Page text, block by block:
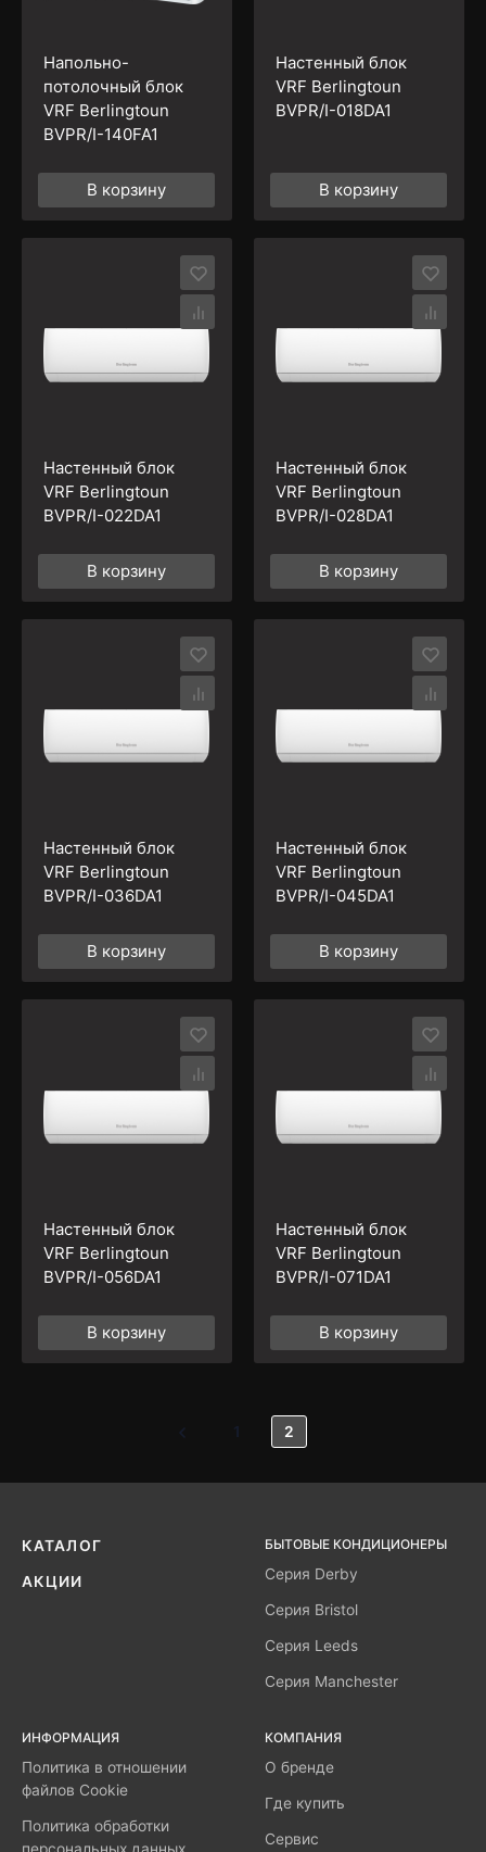
Напольно-
потолочный блок
VRF Berlingtoun
BVPR/I-140FA1
В корзину
Настенный блок
VRF Berlingtoun
BVPR/I-018DA1
В корзину
Настенный блок
VRF Berlingtoun
BVPR/I-022DA1
В корзину
Настенный блок
VRF Berlingtoun
BVPR/I-028DA1
В корзину
Настенный блок
VRF Berlingtoun
BVPR/I-036DA1
В корзину
Настенный блок
VRF Berlingtoun
BVPR/I-045DA1
В корзину
Настенный блок
VRF Berlingtoun
BVPR/I-056DA1
В корзину
Настенный блок
VRF Berlingtoun
BVPR/I-071DA1
В корзину
1 2
КАТАЛОГ
АКЦИИ
БЫТОВЫЕ КОНДИЦИОНЕРЫ
Серия Derby
Серия Bristol
Серия Leeds
Серия Manchester
ИНФОРМАЦИЯ
Политика в отношении
файлов Cookie
Политика обработки
КОМПАНИЯ
О бренде
Где купить
Сервис